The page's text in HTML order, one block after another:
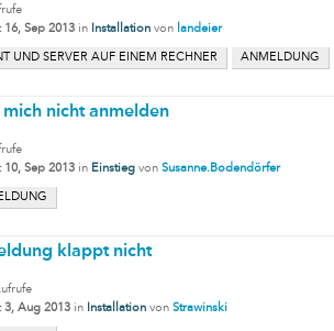
16, Sep 2013 in Installation von landeier
UND SERVER AUF EINEM RECHNER ANMELDUNG
mich nicht anmelden
10, Sep 2013 in Einstieg von Susanne.Bodendörfer
klappt nicht
3, Aug 2013 in Installation von Strawinski